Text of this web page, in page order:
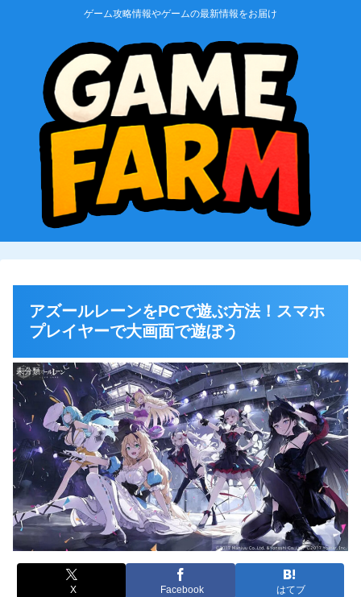
ゲーム攻略情報やゲームの最新情報をお届け
アズールレーンをPCで遊ぶ方法！スマホ
プレイヤーで大画面で遊ぼう
未分類
X Facebook はてブ